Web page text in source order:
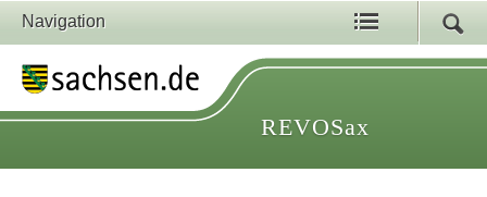
Navigation
REVOSax